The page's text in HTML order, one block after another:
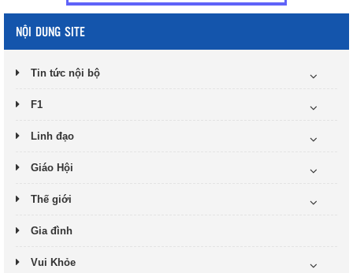
NỘI DUNG SITE
Tin tức nội bộ
F1
Linh đạo
Giáo Hội
Thế giới
Gia đình
Vui Khỏe